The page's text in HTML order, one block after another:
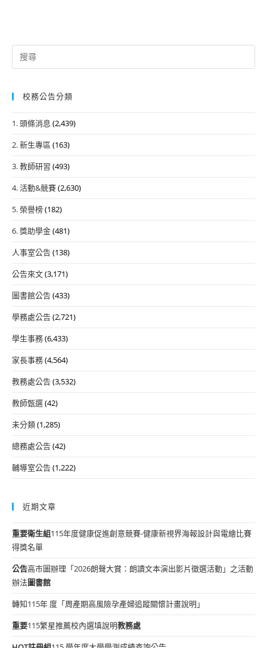
Search
for:
校務公告分類
1. 頭條消息 (2,439)
2. 新生專區 (163)
3. 教師研習 (493)
4. 活動&競賽(2,630)
5. 榮譽榜(182)
6. 獎助學金(481)
人事室公告(138)
公告來文(3,171)
圖書館公告(433)
學務處公告(2,721)
學生事務(6,433)
家長事務(4,564)
教務處公告(3,532)
教師甄選(42)
未分類(1,285)
總務處公告(42)
輔導室公告(1,222)
近期文章
重要衛生組115年度健康促進創意競賽-健康新視界海報設計與電繪比賽
得獎名單
公告高市圖辦理「2026朗聲大賞：朗讀文本演出影片徵選活動」之活動
辦法圖書館
轉知115年 度「周產期高風險孕產婦追蹤關懷計畫說明」
重要115繁星推薦校內選填說明教務處